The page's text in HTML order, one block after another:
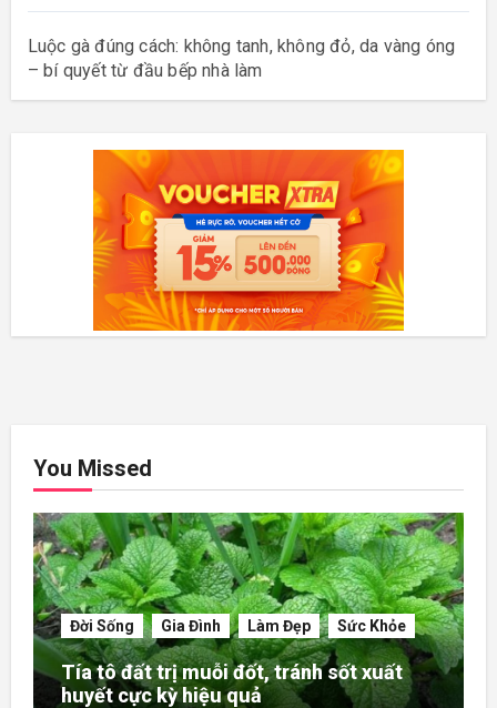
Luộc gà đúng cách: không tanh, không đỏ, da vàng óng
– bí quyết từ đầu bếp nhà làm
You Missed
Đời Sống Gia Đình Làm Đẹp Sức Khỏe
Tía tô đất trị muỗi đốt, tránh sốt xuất
huyết cực kỳ hiệu quả